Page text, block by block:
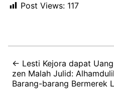
Post Views: 117
← Lesti Kejora dapat
zen Malah Julid:
Barang-barang Bermerek